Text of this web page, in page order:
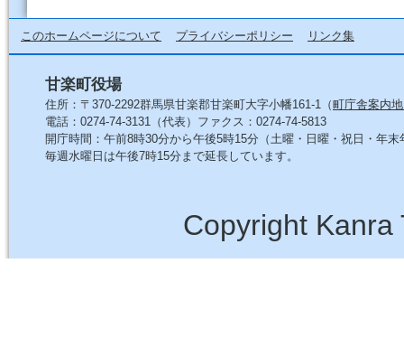
このホームページについて プライバシーポリシー リンク集
甘楽町役場
住所：〒370-2292群馬県甘楽郡甘楽町大字小幡161-1（町庁舎案内
電話：0274-74-3131（代表）ファクス：0274-74-5813
開庁時間：午前8時30分から午後5時15分（土曜・日曜・祝日・年末
毎週水曜日は午後7時15分まで延長しています。
Copyright Kanra